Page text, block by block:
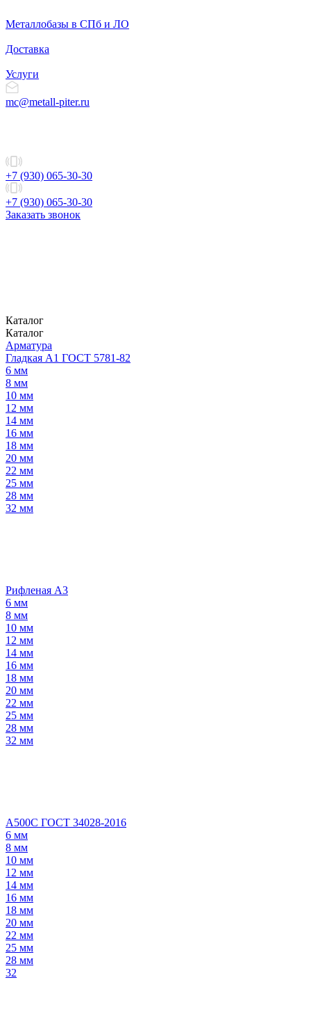
Металлобазы в СПб и ЛО
Доставка
Услуги
mc@metall-piter.ru
+7 (930) 065-30-30
+7 (930) 065-30-30
Заказать звонок
Каталог
Каталог
Арматура
Гладкая А1 ГОСТ 5781-82
6 мм
8 мм
10 мм
12 мм
14 мм
16 мм
18 мм
20 мм
22 мм
25 мм
28 мм
32 мм
Рифленая А3
6 мм
8 мм
10 мм
12 мм
14 мм
16 мм
18 мм
20 мм
22 мм
25 мм
28 мм
32 мм
А500С ГОСТ 34028-2016
6 мм
8 мм
10 мм
12 мм
14 мм
16 мм
18 мм
20 мм
22 мм
25 мм
28 мм
32